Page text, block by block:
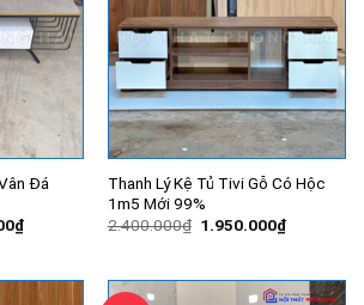
Đá
₫Giá
hiện
2.500.000₫.
Thanh Lý Kệ Tủ Tivi Gỗ Có Hộc
1m5 Mới 99%
2.400.000₫ Giá
1.950.000₫Giá
hiện